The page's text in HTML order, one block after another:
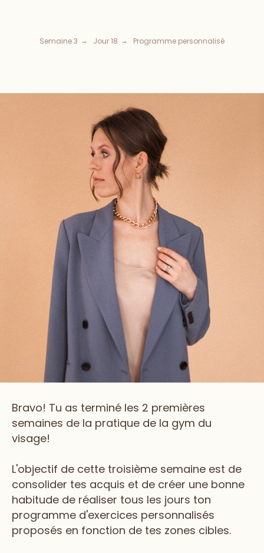
Semaine 3 → Jour 18 → Programme personnalisé
Bravo! Tu as terminé les 2 premières
semaines de la pratique de la gym du
visage!
L'objectif de cette troisième semaine est de
consolider tes acquis et de créer une bonne
habitude de réaliser tous les jours ton
programme d'exercices personnalisés
proposés en fonction de tes zones cibles.